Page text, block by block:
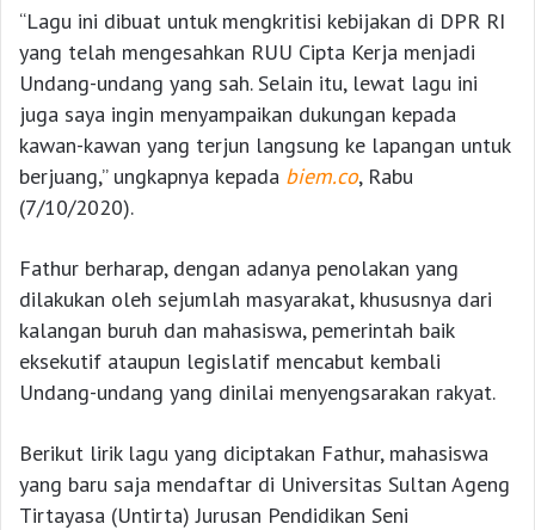
“Lagu ini dibuat untuk mengkritisi kebijakan di DPR RI
yang telah mengesahkan RUU Cipta Kerja menjadi
Undang-undang yang sah. Selain itu, lewat lagu ini
juga saya ingin menyampaikan dukungan kepada
kawan-kawan yang terjun langsung ke lapangan untuk
berjuang,” ungkapnya kepada biem.co, Rabu
(7/10/2020).
Fathur berharap, dengan adanya penolakan yang
dilakukan oleh sejumlah masyarakat, khususnya dari
kalangan buruh dan mahasiswa, pemerintah baik
eksekutif ataupun legislatif mencabut kembali
Undang-undang yang dinilai menyengsarakan rakyat.
Berikut lirik lagu yang diciptakan Fathur, mahasiswa
yang baru saja mendaftar di Universitas Sultan Ageng
Tirtayasa (Untirta) Jurusan Pendidikan Seni